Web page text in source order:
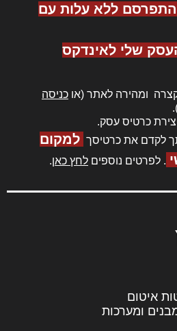
ללא עלות עם
שלי לאינדקס
ומהירה לאתר (או כניסה
כרטיס עסק.
לקדם את כרטיסך למקום
. לפרטים נוספים לחץ כאן.
איטום
ומערכות